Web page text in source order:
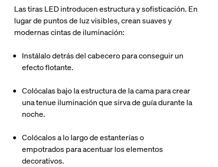
Las tiras LED introducen estructura y sofisticación. En
lugar de puntos de luz visibles, crean suaves y
modernas cintas de iluminación:
Instálalo detrás del cabeceropara conseguir un
efecto flotante.
Colócalas bajo la estructura de la camapara crear
una tenue iluminación que sirva de guía durante la
noche.
Colócalos a lo largo de estanterías o
empotradospara acentuar los elementos
decorativos.